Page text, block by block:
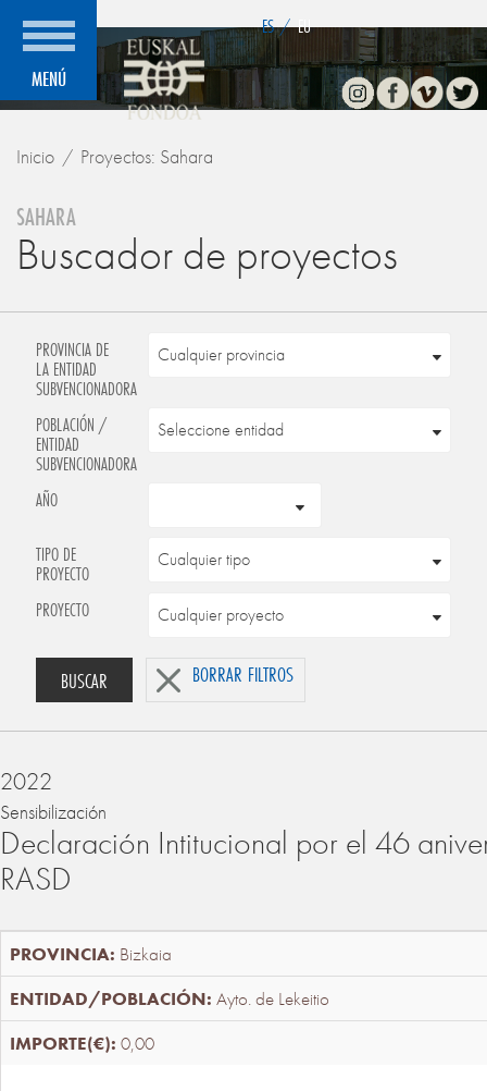
MENÚ
ES / EU
InstagramFacebook
Vimeo
Inicio Proyectos: Sahara
SAHARA
Buscador de proyectos
PROVINCIA DE
LA ENTIDAD
SUBVENCIONADORA
POBLACIÓN /
ENTIDAD
SUBVENCIONADORA
AÑO
TIPO DE
PROYECTO
PROYECTO
BUSCAR BORRAR FILTROS
2022
Sensibilización
Declaración Intitucional por el 46
RASD
Bizkaia
Ayto. de Lekeitio
0,00